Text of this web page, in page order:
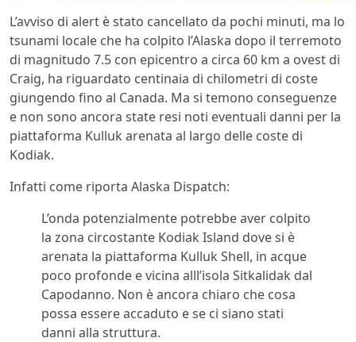
L’avviso di alert è stato cancellato da pochi minuti, ma lo
tsunami locale che ha colpito l’Alaska dopo il terremoto
di magnitudo 7.5 con epicentro a circa 60 km a ovest di
Craig, ha riguardato centinaia di chilometri di coste
giungendo fino al Canada. Ma si temono conseguenze
e non sono ancora state resi noti eventuali danni per la
piattaforma Kulluk arenata al largo delle coste di
Kodiak.
Infatti come riporta Alaska Dispatch:
L’onda potenzialmente potrebbe aver colpito
la zona circostante Kodiak Island dove si è
arenata la piattaforma Kulluk Shell, in acque
poco profonde e vicina alll’isola Sitkalidak dal
Capodanno. Non è ancora chiaro che cosa
possa essere accaduto e se ci siano stati
danni alla struttura.